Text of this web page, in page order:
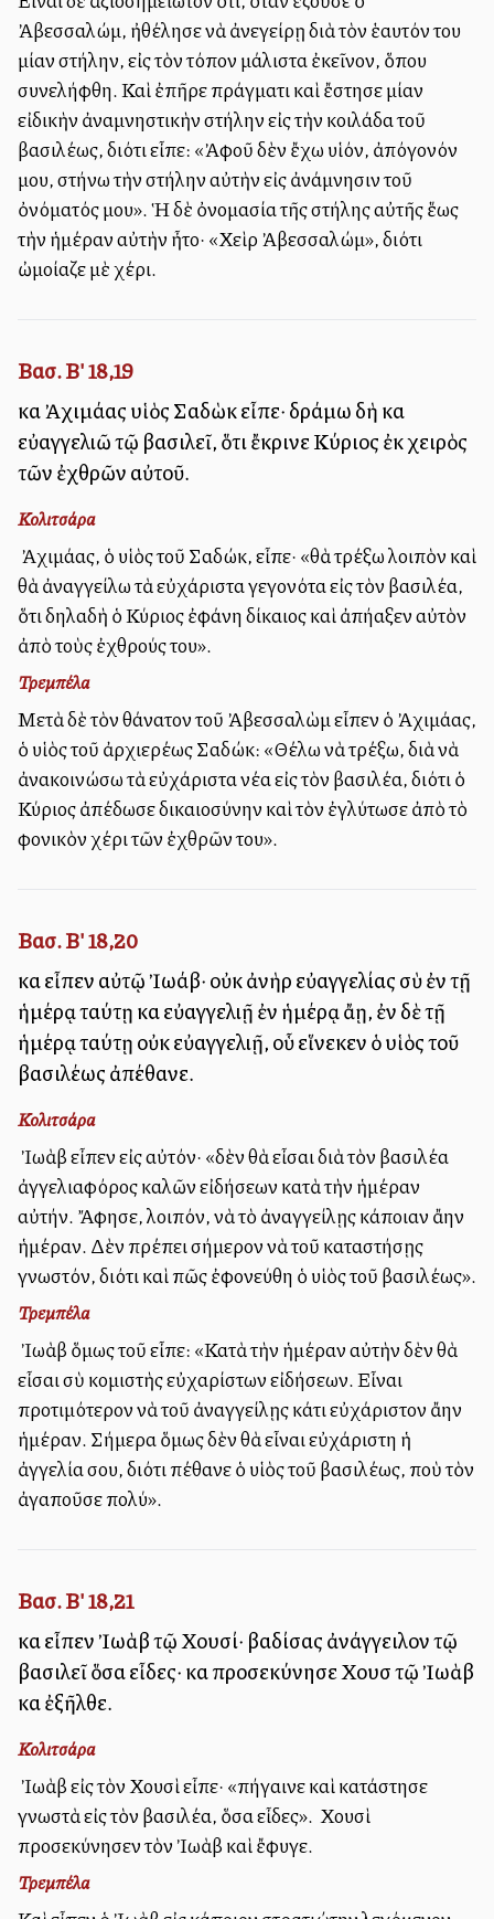
Ἀβεσσαλώμ, ἠθέλησε νὰ ἀνεγείρῃ διὰ τὸν ἑαυτόν του
μίαν στήλην, εἰς τὸν τόπον μάλιστα ἐκεῖνον, ὅπου
συνελήφθη. Καὶ ἐπῆρε πράγματι καὶ ἔστησε μίαν
εἰδικὴν ἀναμνηστικὴν στήλην εἰς τὴν κοιλάδα τοῦ
βασιλέως, διότι εἶπε: «Ἀφοῦ δὲν ἔχω υἱόν, ἀπόγονόν
μου, στήνω τὴν στήλην αὐτὴν εἰς ἀνάμνησιν τοῦ
ὀνόματός μου». Ἡ δὲ ὀνομασία τῆς στήλης αὐτῆς ἕως
τὴν ἡμέραν αὐτὴν ἦτο· «Χεὶρ Ἀβεσσαλώμ», διότι
ὠμοίαζε μὲ χέρι.
Βασ. Β' 18,19
καὶ Ἀχιμάας υἱὸς Σαδὼκ εἶπε· δράμω δὴ καὶ
εὐαγγελιῶ τῷ βασιλεῖ, ὅτι ἔκρινε Κύριος ἐκ χειρὸς
τῶν ἐχθρῶν αὐτοῦ.
Κολιτσάρα
Ὁ Ἀχιμάας, ὁ υἱὸς τοῦ Σαδώκ, εἶπε· «θὰ τρέξω λοιπὸν καὶ
θὰ ἀναγγείλω τὰ εὐχάριστα γεγονότα εἰς τὸν βασιλέα,
ὅτι δηλαδὴ ὁ Κύριος ἐφάνη δίκαιος καὶ ἀπήλλαξεν αὐτὸν
ἀπὸ τοὺς ἐχθρούς του».
Τρεμπέλα
Μετὰ δὲ τὸν θάνατον τοῦ Ἀβεσσαλὼμ εἶπεν ὁ Ἀχιμάας,
ὁ υἱὸς τοῦ ἀρχιερέως Σαδώκ: «Θέλω νὰ τρέξω, διὰ νὰ
ἀνακοινώσω τὰ εὐχάριστα νέα εἰς τὸν βασιλέα, διότι ὁ
Κύριος ἀπέδωσε δικαιοσύνην καὶ τὸν ἐγλύτωσε ἀπὸ τὸ
φονικὸν χέρι τῶν ἐχθρῶν του».
Βασ. Β' 18,20
καὶ εἶπεν αὐτῷ Ἰωάβ· οὐκ ἀνὴρ εὐαγγελίας σὺ ἐν τῇ
ἡμέρᾳ ταύτῃ καὶ εὐαγγελιῇ ἐν ἡμέρᾳ ἄλλῃ, ἐν δὲ τῇ
ἡμέρᾳ ταύτῃ οὐκ εὐαγγελιῇ, οὗ εἵνεκεν ὁ υἱὸς τοῦ
βασιλέως ἀπέθανε.
Κολιτσάρα
Ὁ Ἰωὰβ εἶπεν εἰς αὐτόν· «δὲν θὰ εἶσαι διὰ τὸν βασιλέα
ἀγγελιαφόρος καλῶν εἰδήσεων κατὰ τὴν ἡμέραν
αὐτήν. Ἄφησε, λοιπόν, νὰ τὸ ἀναγγείλῃς κάποιαν ἄλλην
ἡμέραν. Δὲν πρέπει σήμερον νὰ τοῦ καταστήσῃς
γνωστόν, διότι καὶ πῶς ἐφονεύθη ὁ υἱὸς τοῦ βασιλέως».
Τρεμπέλα
Ὁ Ἰωὰβ ὅμως τοῦ εἶπε: «Κατὰ τὴν ἡμέραν αὐτὴν δὲν θὰ
εἶσαι σὺ κομιστὴς εὐχαρίστων εἰδήσεων. Εἶναι
προτιμότερον νὰ τοῦ ἀναγγείλῃς κάτι εὐχάριστον ἄλλην
ἡμέραν. Σήμερα ὅμως δὲν θὰ εἶναι εὐχάριστη ἡ
ἀγγελία σου, διότι πέθανε ὁ υἱὸς τοῦ βασιλέως, ποὺ τὸν
ἀγαποῦσε πολύ».
Βασ. Β' 18,21
καὶ εἶπεν Ἰωὰβ τῷ Χουσί· βαδίσας ἀνάγγειλον τῷ
βασιλεῖ ὅσα εἶδες· καὶ προσεκύνησε Χουσὶ τῷ Ἰωὰβ
καὶ ἐξῆλθε.
Κολιτσάρα
Ὁ Ἰωὰβ εἰς τὸν Χουσὶ εἶπε· «πήγαινε καὶ κατάστησε
γνωστὰ εἰς τὸν βασιλέα, ὅσα εἶδες». Ὁ Χουσὶ
προσεκύνησεν τὸν Ἰωὰβ καὶ ἔφυγε.
Τρεμπέλα